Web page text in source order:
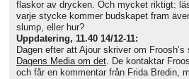
flaskor av drycken. Och mycket riktigt:
varje stycke kommer budskapet fram
slump, eller hur?
Uppdatering, 11.40 14/12-11:
Dagen efter att Ajour skriver om Froosh’s
Dagens Media om det. De kontaktar
och får en kommentar från Frida Bredin,